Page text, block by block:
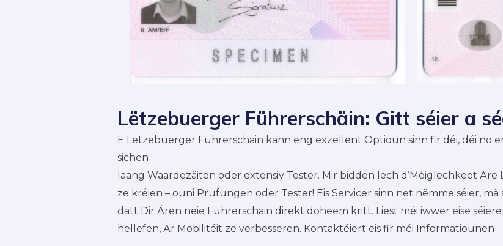
Lëtzebuerger Führerschäin: Gitt séier a
E Lëtzebuerger Führerschäin kann eng exzellent Optioun sinn fir déi, déi no
sichen
laang Waardezäiten oder extensiv Tester. Mir bidden Iech d’Méiglechkeet
ze kréien – ouni Prüfungen oder Tester! Eis Servicer sinn net nëmme séier,
datt Dir Ären neie Führerschäin direkt doheem kritt. Liest méi iwwer eise
hëllefen, Är Mobilitéit ze verbesseren. Kontaktéiert eis fir méi Informatiounen